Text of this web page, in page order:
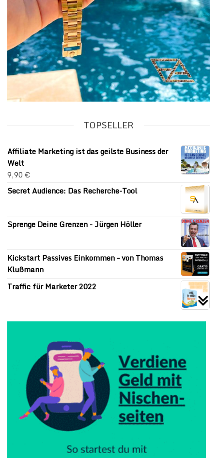
TOPSELLER
Affiliate Marketing ist das geilste Business der
Welt
9,90 €
Secret Audience: Das Recherche-Tool
Sprenge Deine Grenzen - Jürgen Höller
Kickstart Passives Einkommen – von Thomas
Klußmann
Traffic für Marketer 2022